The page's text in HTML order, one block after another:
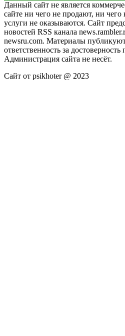
Данный сайт не является
сайте ни чего не продают, ни
услуги не оказываются. Сайт
новостей RSS канала
newsru.com. Материалы
ответственность за
Администрация сайта не несёт.
Сайт от psikhoter @ 2023